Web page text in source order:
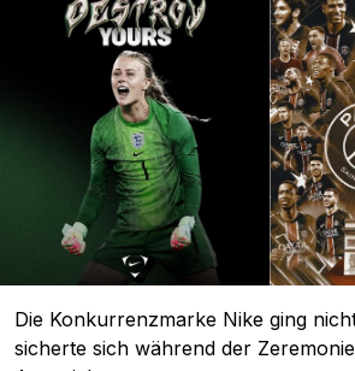
Die Konkurrenzmarke Nike ging
sicherte sich während der